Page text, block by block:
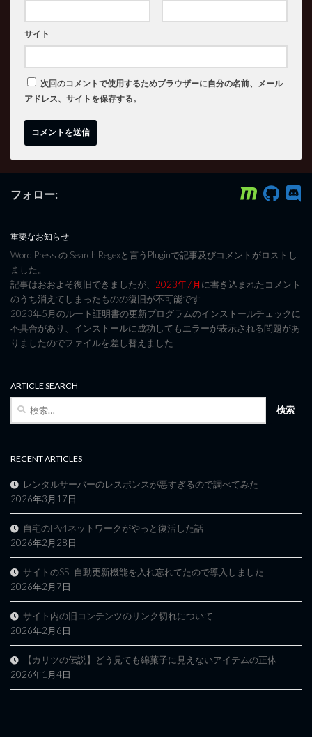
サイト
次回のコメントで使用するためブラウザーに自分の名前、メール
アドレス、サイトを保存する。
フォロー:
重要なお知らせ
Word Press の Search Regexと言うPluginで記事及びコメントがロストし
ました。
記事はおおよそ復旧できましたが、 2023年7月に書き込まれたコメント
のうち消えてしまったものの復旧が不可能です
2023年5月のルート証明書の更新プログラムのインストールチェックに
不具合があり、インストールに成功してもエラーが表示される問題があ
りましたのでファイルを差し替えました
ARTICLE SEARCH
RECENT ARTICLES
レンタルサーバーのレスポンスが悪すぎるので調べてみた
2026年3月17日
自宅のIPv4ネットワークがやっと復活した話
2026年2月28日
サイトのSSL自動更新機能を入れ忘れてたので導入しました
2026年2月7日
サイト内の旧コンテンツのリンク切れについて
2026年2月6日
【カリツの伝説】どう見ても綿菓子に見えないアイテムの正体
2026年1月4日